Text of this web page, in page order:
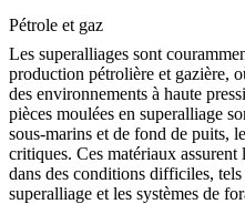
Pétrole et gaz
Les superalliages sont
production pétrolière et gazière,
des environnements à haute
pièces moulées en superalliage
sous-marins et de fond de puits,
critiques. Ces matériaux
dans des conditions difficiles, tels
superalliage et les systèmes de